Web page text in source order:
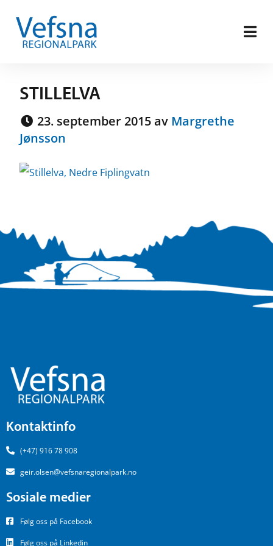
STILLELVA
23. september 2015 av Margrethe
Jønsson
Kontaktinfo
(+47) 916 78 908
geir.olsen@vefsnaregionalpark.no
Sosiale medier
Følg oss på Facebook
Følg oss på Linkedin